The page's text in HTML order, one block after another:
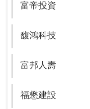
富帝投資
馥鴻科技
富邦人壽
福懋建設